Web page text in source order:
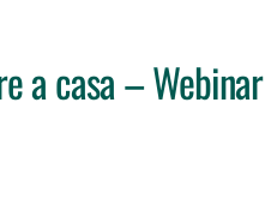
a casa – Webinar